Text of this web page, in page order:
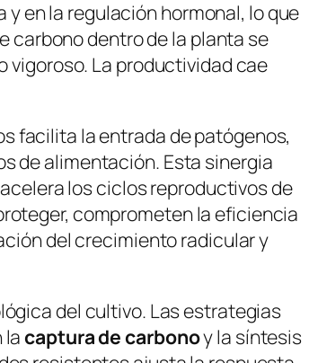
en la regulación hormonal, lo que
carbono dentro de la planta se
vigoroso. La productividad cae
facilita la entrada de patógenos,
de alimentación. Esta sinergia
los ciclos reproductivos de
comprometen la eficiencia
del crecimiento radicular y
del cultivo. Las estrategias
lacaptura de carbonoy la síntesis